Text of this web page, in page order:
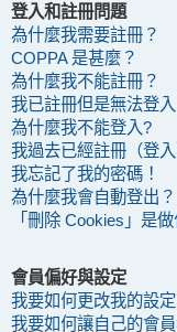
登入和註冊問題
為什麼我需要註冊？
COPPA 是甚麼？
為什麼我不能註冊？
我已註冊但是無法登入
為什麼我不能登入?
我過去已經註冊（登
我忘記了我的密碼！
為什麼我會自動登出？
「刪除 Cookies」是
會員偏好與設定
我要如何更改我的設定
我要如何讓自己的會